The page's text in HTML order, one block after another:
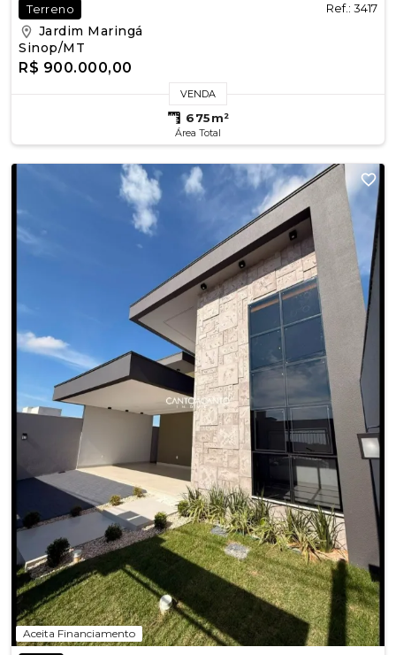
Terreno Ref.: 3417
Jardim Maringá
Sinop/MT
R$ 900.000,00
VENDA
675m²
Área Total
Aceita Financiamento